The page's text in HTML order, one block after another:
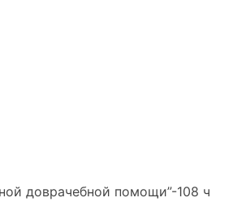
доврачебной помощи”-108 ч